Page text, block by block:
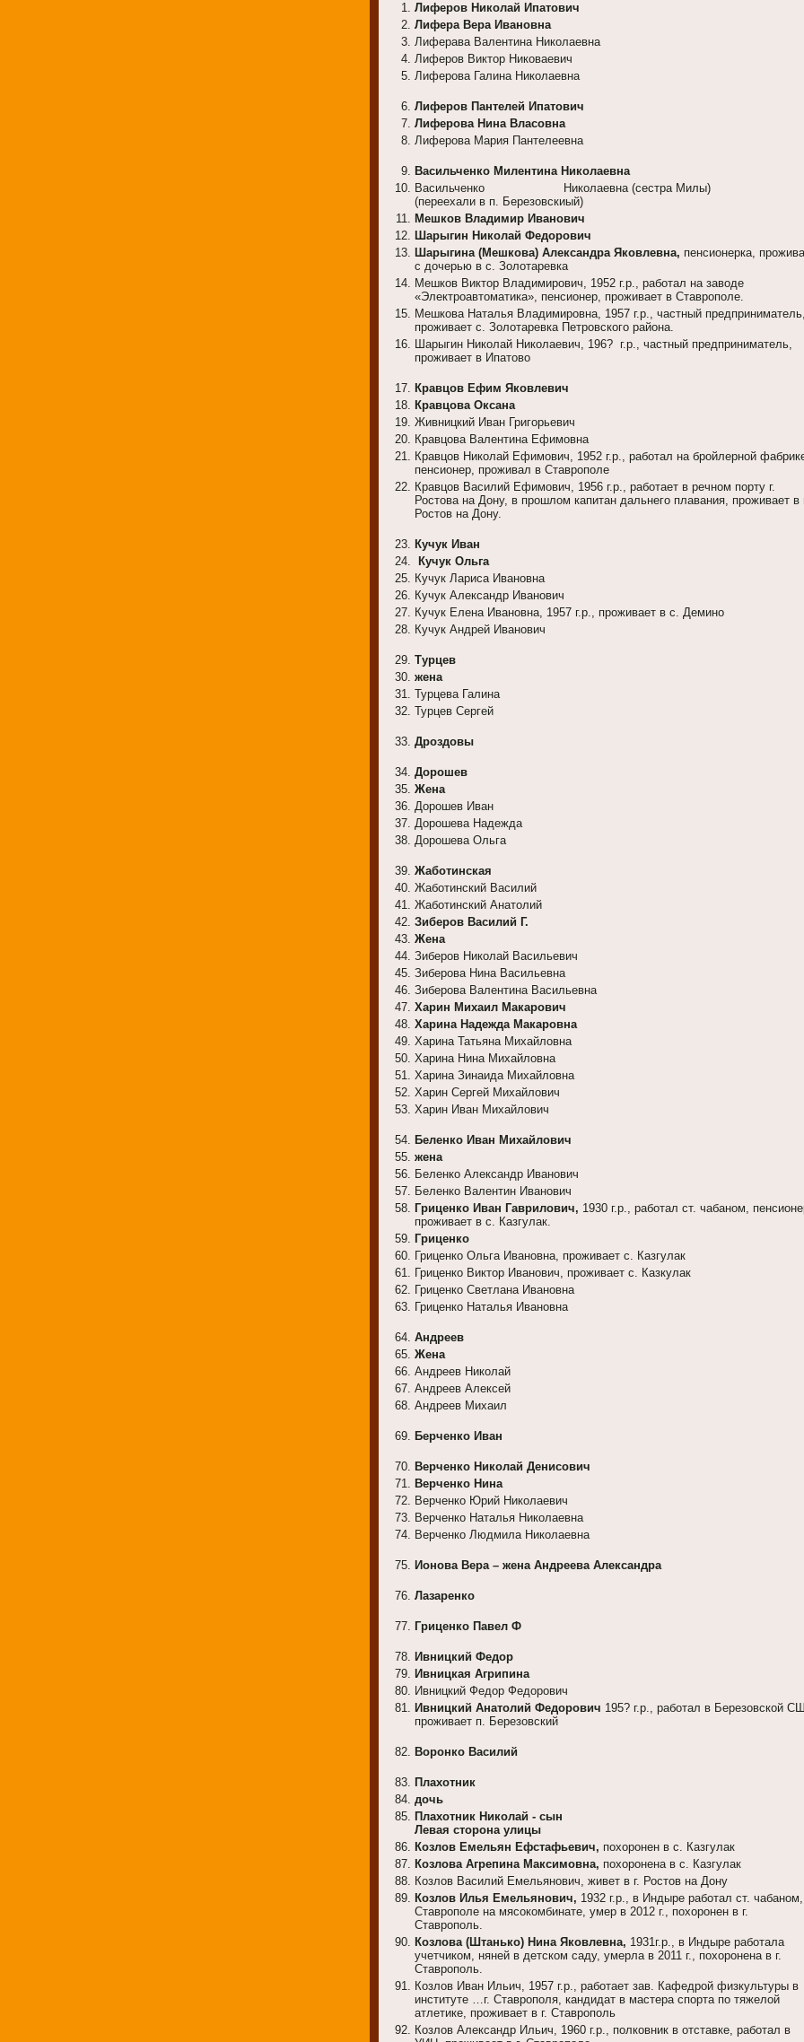
Лиферов Николай Ипатович
Лифера Вера Ивановна
Лиферава Валентина Николаевна
Лиферов Виктор Никоваевич
Лиферова Галина Николаевна
Лиферов Пантелей Ипатович
Лиферова Нина Власовна
Лиферова Мария Пантелеевна
Васильченко Милентина Николаевна
Васильченко Николаевна (сестра Милы)
(переехали в п. Березовскиый)
Мешков Владимир Иванович
Шарыгин Николай Федорович
Шарыгина (Мешкова) Александра Яковлевна, пенсионерка,
с дочерью в с. Золотаревка
Мешков Виктор Владимирович, 1952 г.р., работал на заводе
«Электроавтоматика», пенсионер, проживает в Ставрополе.
Мешкова Наталья Владимировна, 1957 г.р., частный
проживает с. Золотаревка Петровского района.
Шарыгин Николай Николаевич, 196? г.р., частный предприниматель,
проживает в Ипатово
Кравцов Ефим Яковлевич
Кравцова Оксана
Живницкий Иван Григорьевич
Кравцова Валентина Ефимовна
Кравцов Николай Ефимович, 1952 г.р., работал на бройлерной
пенсионер, проживал в Ставрополе
Кравцов Василий Ефимович, 1956 г.р., работает в речном порту г.
Ростова на Дону, в прошлом капитан дальнего плавания, проживает в
Ростов на Дону.
Кучук Иван
Кучук Ольга
Кучук Лариса Ивановна
Кучук Александр Иванович
Кучук Елена Ивановна, 1957 г.р., проживает в с. Демино
Кучук Андрей Иванович
Турцев
жена
Турцева Галина
Турцев Сергей
Дроздовы
Дорошев
Жена
Дорошев Иван
Дорошева Надежда
Дорошева Ольга
Жаботинская
Жаботинский Василий
Жаботинский Анатолий
Зиберов Василий Г.
Жена
Зиберов Николай Васильевич
Зиберова Нина Васильевна
Зиберова Валентина Васильевна
Харин Михаил Макарович
Харина Надежда Макаровна
Харина Татьяна Михайловна
Харина Нина Михайловна
Харина Зинаида Михайловна
Харин Сергей Михайлович
Харин Иван Михайлович
Беленко Иван Михайлович
жена
Беленко Александр Иванович
Беленко Валентин Иванович
Гриценко Иван Гаврилович, 1930 г.р., работал ст. чабаном,
проживает в с. Казгулак.
Гриценко
Гриценко Ольга Ивановна, проживает с. Казгулак
Гриценко Виктор Иванович, проживает с. Казкулак
Гриценко Светлана Ивановна
Гриценко Наталья Ивановна
Андреев
Жена
Андреев Николай
Андреев Алексей
Андреев Михаил
Берченко Иван
Верченко Николай Денисович
Верченко Нина
Верченко Юрий Николаевич
Верченко Наталья Николаевна
Верченко Людмила Николаевна
Ионова Вера – жена Андреева Александра
Лазаренко
Гриценко Павел Ф
Ивницкий Федор
Ивницкая Агрипина
Ивницкий Федор Федорович
Ивницкий Анатолий Федорович 195? г.р., работал в Березовской
проживает п. Березовский
Воронко Василий
Плахотник
дочь
Плахотник Николай - сын
Левая сторона улицы
Козлов Емельян Ефстафьевич, похоронен в с. Казгулак
Козлова Агрепина Максимовна, похоронена в с. Казгулак
Козлов Василий Емельянович, живет в г. Ростов на Дону
Козлов Илья Емельянович, 1932 г.р., в Индыре работал ст.
Ставрополе на мясокомбинате, умер в 2012 г., похоронен в г.
Ставрополь.
Козлова (Штанько) Нина Яковлевна, 1931г.р., в Индыре работала
учетчиком, няней в детском саду, умерла в 2011 г., похоронена в г.
Ставрополь.
Козлов Иван Ильич, 1957 г.р., работает зав. Кафедрой физкультуры в
институте …г. Ставрополя, кандидат в мастера спорта по тяжелой
атлетике, проживает в г. Ставрополь
Козлов Александр Ильич, 1960 г.р., полковник в отставке, работал в